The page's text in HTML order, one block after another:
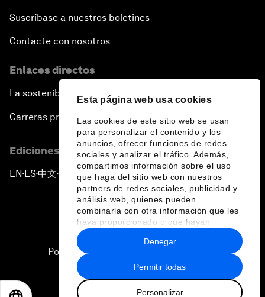
Esta página web usa cookies
Las cookies de este sitio web se usan
para personalizar el contenido y los
anuncios, ofrecer funciones de redes
sociales y analizar el tráfico. Además,
compartimos información sobre el uso
que haga del sitio web con nuestros
partners de redes sociales, publicidad y
análisis web, quienes pueden
combinarla con otra información que les
haya proporcionado o que hayan
recopilado a partir del uso que haya
hecho de sus servicios.
Permitir todas
Personalizar
Denegar
Suscríbase a nuestros boletines
Contacte con nosotros
Enlaces directos
La sostenibilidad en el Foro
Carreras profesionales
Ediciones en otros idiomas
EN ▪ES▪中文▪ 日本語
Política de privacidad y normas de uso
Sitemap